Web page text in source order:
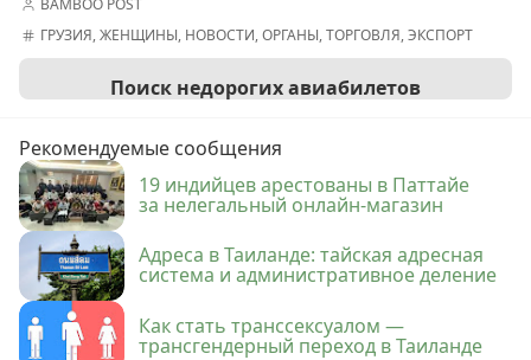
BAMBOO POST
ГРУЗИЯ,ЖЕНЩИНЫ, НОВОСТИ,ОРГАНЫ,ТОРГОВЛЯ,ЭКСПОРТ
Поиск недорогих авиабилетов
Рекомендуемые сообщения
19 индийцев арестованы в Паттайе
за нелегальный онлайн-магазин
Адреса в Таиланде: тайская адресная
система и административное деление
Как стать транссексуалом —
трансгендерный переход в Таиланде